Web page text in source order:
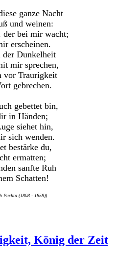
ganze Nacht
und weinen:
der bei mir wacht;
erscheinen.
Dunkelheit
mir sprechen,
vor Traurigkeit
gebrechen.
gebettet bin,
in Händen;
siehet hin,
sich wenden.
bestärke du,
ermatten;
sanfte Ruh
Schatten!
Puchta (1808 - 1858))
König der Zeit